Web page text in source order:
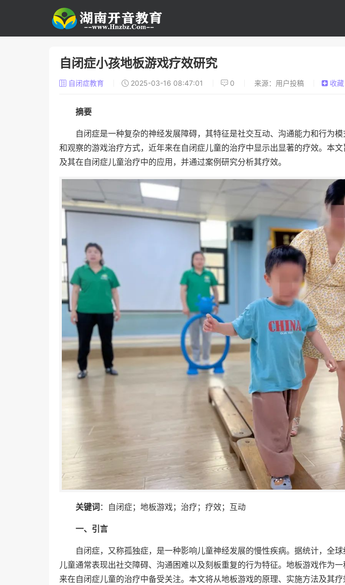
自闭症小孩地板游戏疗效研究
自闭症教育 2025-03-16 08:47:01 0 来源：用户投稿 收藏
摘要
自闭症是一种复杂的神经发展障碍，其特征是社交互动、沟通能力和行为
和观察的游戏治疗方式，近年来在自闭症儿童的治疗中显示出显著的疗效。本
及其在自闭症儿童治疗中的应用，并通过案例研究分析其疗效。
关键词 ：自闭症；地板游戏；治疗；疗效；互动
一、引言
自闭症，又称孤独症，是一种影响儿童神经发展的慢性疾病。据统计，全
儿童通常表现出社交障碍、沟通困难以及刻板重复的行为特征。地板游戏作为
来在自闭症儿童的治疗中备受关注。本文将从地板游戏的原理、实施方法及其疗